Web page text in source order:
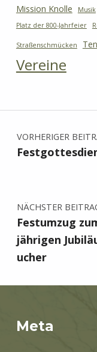
Mission Knolle Musik
Platz der 800-Jahrfeier
Straßenschmücken
Vereine
VORHERIGER
NÄCHSTER
Festumzug
jährigen
ucher
Meta